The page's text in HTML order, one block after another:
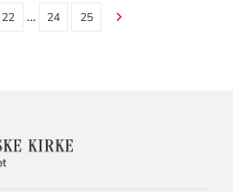
22 … 24 25
KONTAKTINFORMASJON